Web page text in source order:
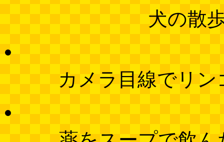
犬の散
カメラ目線でリ